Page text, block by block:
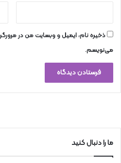
ذخیره نام، ایمیل و وبسایت من در
می‌نویسم.
ما را دنبال کنید